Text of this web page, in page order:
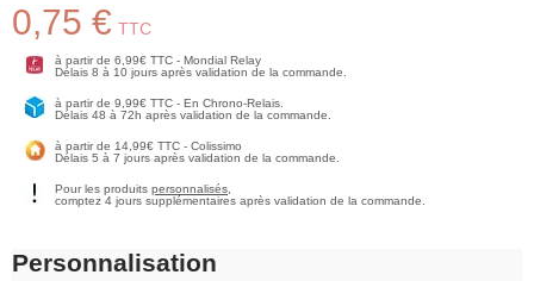
0,75 € TTC
à partir de 6,99€ TTC - Mondial Relay
Délais 8 à 10 jours après validation de la commande.
à partir de 9,99€ TTC - En Chrono-Relais.
Délais 48 à 72h après validation de la commande.
à partir de 14,99€ TTC - Colissimo
Délais 5 à 7 jours après validation de la commande.
Pour les produits personnalisés
comptez 4 jours supplémentaires après validation de la commande.
Personnalisation